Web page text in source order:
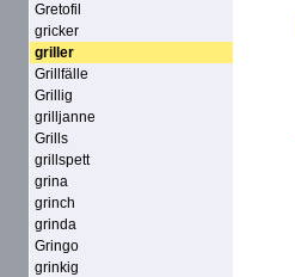
Gretofil
gricker
griller
Grillfälle
Grillig
grilljanne
Grills
grillspett
grina
grinch
grinda
Gringo
grinkig